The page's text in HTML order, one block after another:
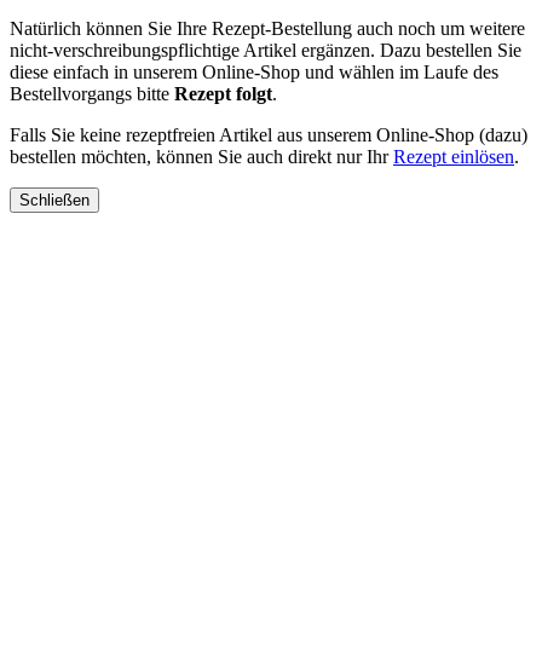
Natürlich können Sie Ihre Rezept-Bestellung auch noch um weitere
nicht-verschreibungspflichtige Artikel ergänzen. Dazu bestellen Sie
diese einfach in unserem Online-Shop und wählen im Laufe des
Bestellvorgangs bitte Rezept folgt.
Falls Sie keine rezeptfreien Artikel aus unserem Online-Shop (dazu)
bestellen möchten, können Sie auch direkt nur IhrRezept einlösen.
Schließen